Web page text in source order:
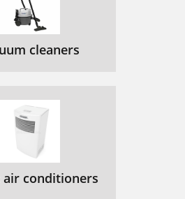
cleaners
air conditioners